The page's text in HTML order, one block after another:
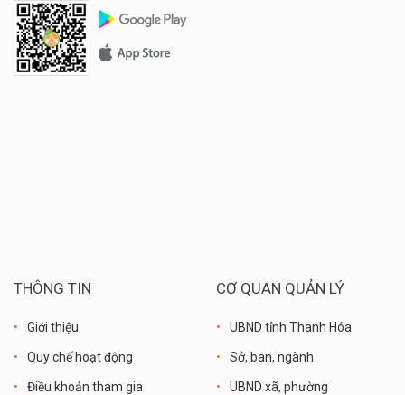
THÔNG TIN
Giới thiệu
Quy chế hoạt động
Điều khoản tham gia
CƠ QUAN QUẢN LÝ
UBND tỉnh Thanh Hóa
Sở, ban, ngành
UBND xã, phường